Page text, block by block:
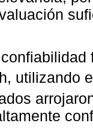
utilizando